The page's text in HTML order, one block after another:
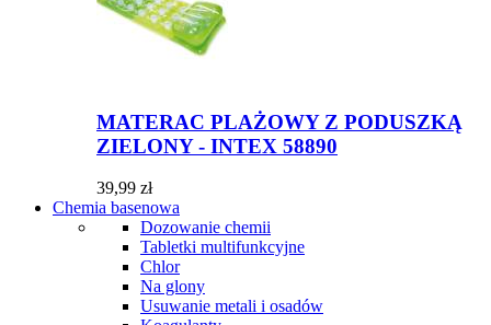
MATERAC PLAŻOWY Z PODUSZKĄ
ZIELONY - INTEX 58890
39,99 zł
Chemia basenowa
Dozowanie chemii
Tabletki multifunkcyjne
Chlor
Na glony
Usuwanie metali i osadów